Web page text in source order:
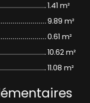
1.41 m²
9.89 m²
0.61 m²
10.62 m²
11.08 m²